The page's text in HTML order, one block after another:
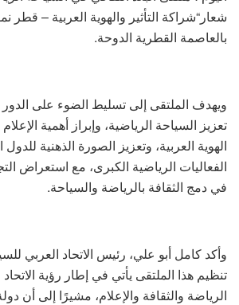
شعار“شراكة التأثير والهوية العربية – قطر
بالعاصمة القطرية الدوحة.
ويهدف الملتقى إلى تسليط الضوء على
تعزيز السياحة الرياضية، وإبراز أهمية
الهوية العربية، وتعزيز الصورة الذهنية
الفعاليات الرياضية الكبرى، مع استعراض
في دمج الثقافة بالرياضة والسياحة.
وأكد كامل أبو علي، رئيس الاتحاد العربي
تنظيم هذا الملتقى يأتي في إطار رؤية الاتحاد
الرياضة والثقافة والإعلام، مشيرًا إلى أن